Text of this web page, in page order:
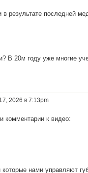
результате последней
В 20м году уже многие
2026 в 7:13pm
комментарии к видео:
нами управляют